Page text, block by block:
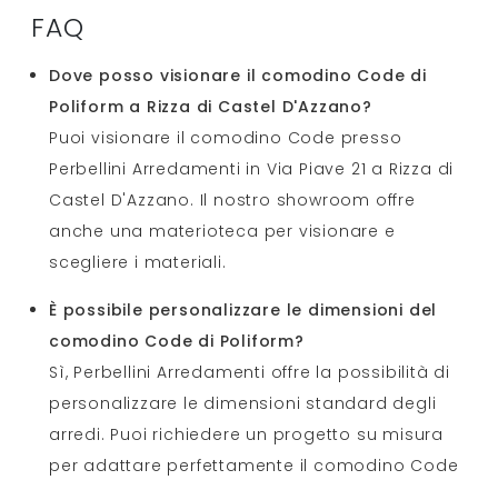
FAQ
Dove posso visionare il comodino Code di
Poliform a Rizza di Castel D'Azzano?
Puoi visionare il comodino Code presso
Perbellini Arredamenti in Via Piave 21 a Rizza di
Castel D'Azzano. Il nostro showroom offre
anche una materioteca per visionare e
scegliere i materiali.
È possibile personalizzare le dimensioni del
comodino Code di Poliform?
Sì, Perbellini Arredamenti offre la possibilità di
personalizzare le dimensioni standard degli
arredi. Puoi richiedere un progetto su misura
per adattare perfettamente il comodino Code